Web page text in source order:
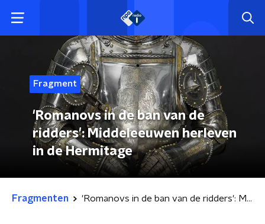
Fragment
'Romanovs in de ban van de
ridders': Middeleeuwen herleven
in de Hermitage
Fragmenten 'Romanovs in de ban van de ridders': Middeleeuwen herleven in de Hermitage